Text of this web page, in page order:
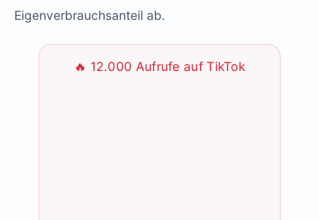
Eigenverbrauchsanteil ab.
🔥 12.000 Aufrufe auf TikTok